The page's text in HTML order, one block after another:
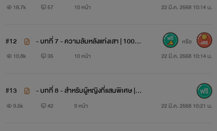
"อ๊ะ.....รองเท้าของฉัน"
"ซุ่มซ่าม! ...ถ้าฉันต้องผูกเชือกรองเท้าให้เธออีกครั้งฉันจะโยนมัน
(ฉบับ REWRITE)
18.7k 57 10 หน้า 22 มี.ค. 2568 10:14 น.
#12
- บทที่ 7 - ความลับหลังแท่งเสา | 100%
(ฉบับ REWRITE)
10.8k 35 10 หน้า 22 มี.ค. 2568 10:14 น.
หรือ 400
#13
- บทที่ 8 - สำหรับผู้หญิงที่แสนพิเศษ | 5
0% (ฉบับ REWRITE)
9.5k 42 9 หน้า 22 มี.ค. 2568 10:21 น.